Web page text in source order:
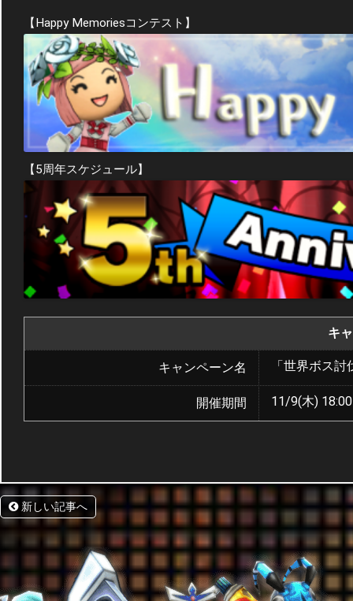
【Happy Memoriesコンテスト】
【5周年スケジュール】
キ
キャンペーン名 「世界ボス
開催期間 11/9(木)
新しい記事へ